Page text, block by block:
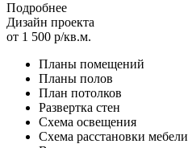
Подробнее
Дизайн проекта
от 1 500 р/кв.м.
Планы помещений
Планы полов
План потолков
Развертка стен
Схема освещения
Схема расстановки мебели